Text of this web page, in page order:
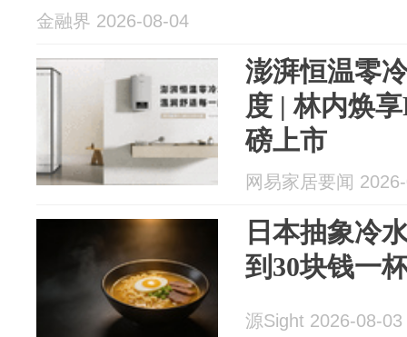
金融界 2026-08-04
澎湃恒温零
度 | 林内焕
磅上市
网易家居要闻
日本抽象冷
到30块钱一
源Sight 2026-08-03